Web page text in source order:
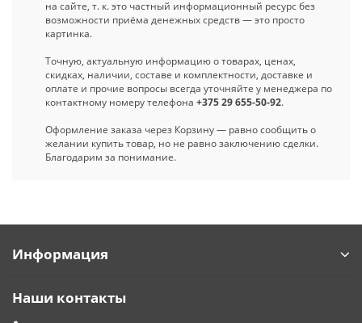
на сайте, т. к. это частный информационный ресурс без
возможности приёма денежных средств — это просто
картинка.
Точную, актуальную информацию о товарах, ценах,
скидках, наличии, составе и комплектности, доставке и
оплате и прочие вопросы всегда уточняйте у менеджера по
контактному номеру телефона +375 29 655-50-92.
Оформление заказа через Корзину — равно сообщить о
желании купить товар, но не равно заключению сделки.
Благодарим за понимание.
Информация
Наши контакты